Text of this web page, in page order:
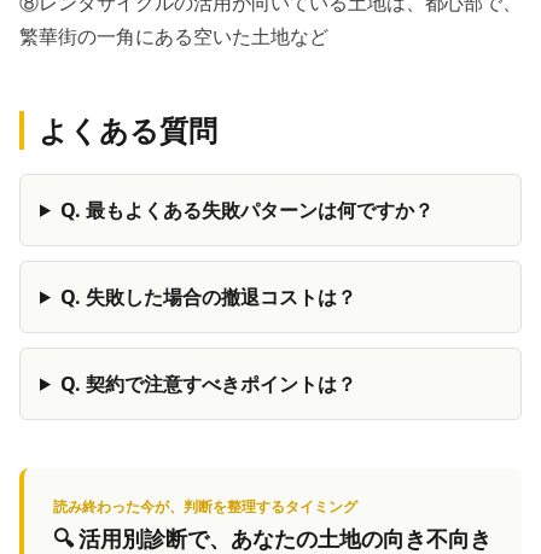
繁華街の一角にある空いた土地など
よくある質問
Q. 最もよくある失敗パターンは何ですか？
Q. 失敗した場合の撤退コストは？
Q. 契約で注意すべきポイントは？
読み終わった今が、判断を整理するタイミング
🔍活用別診断で、あなたの土地の向き不向き